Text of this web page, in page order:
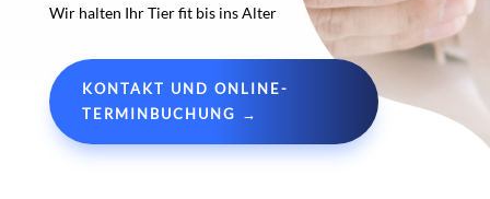
Wir halten Ihr Tier fit bis ins Alter
KONTAKT UND ONLINE-
TERMINBUCHUNG →